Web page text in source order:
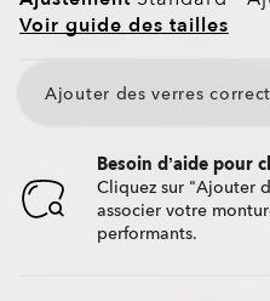
Voir guide des tailles
Ajouter des verres
Besoin d’aide pour
Cliquez sur "Ajouter
associer votre
performants.